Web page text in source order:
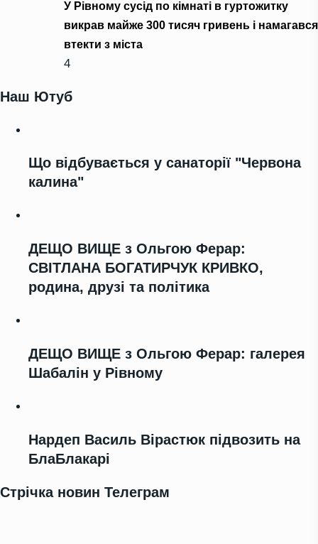
У Рівному сусід по кімнаті в гуртожитку
викрав майже 300 тисяч гривень і намагався
втекти з міста
4
Наш Ютуб
Що відбувається у санаторії "Червона
калина"
ДЕЩО ВИЩЕ з Ольгою Ферар:
СВІТЛАНА БОГАТИРЧУК КРИВКО,
родина, друзі та політика
ДЕЩО ВИЩЕ з Ольгою Ферар: галерея
Шабалін у Рівному
Нардеп Василь Вірастюк підвозить на
БлаБлакарі
Стрічка новин Телеграм